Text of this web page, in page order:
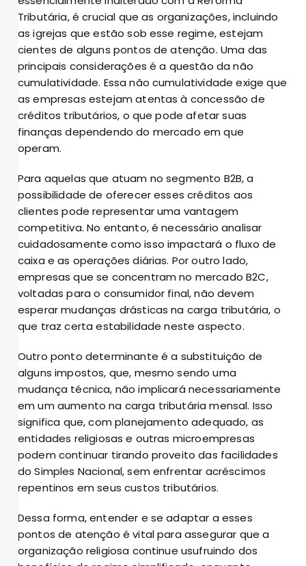
Tributária, é crucial que as organizações, incluindo
as igrejas que estão sob esse regime, estejam
cientes de alguns pontos de atenção. Uma das
principais considerações é a questão da não
cumulatividade. Essa não cumulatividade exige que
as empresas estejam atentas à concessão de
créditos tributários, o que pode afetar suas
finanças dependendo do mercado em que
operam.
Para aquelas que atuam no segmento B2B, a
possibilidade de oferecer esses créditos aos
clientes pode representar uma vantagem
competitiva. No entanto, é necessário analisar
cuidadosamente como isso impactará o fluxo de
caixa e as operações diárias. Por outro lado,
empresas que se concentram no mercado B2C,
voltadas para o consumidor final, não devem
esperar mudanças drásticas na carga tributária, o
que traz certa estabilidade neste aspecto.
Outro ponto determinante é a substituição de
alguns impostos, que, mesmo sendo uma
mudança técnica, não implicará necessariamente
em um aumento na carga tributária mensal. Isso
significa que, com planejamento adequado, as
entidades religiosas e outras microempresas
podem continuar tirando proveito das facilidades
do Simples Nacional, sem enfrentar acréscimos
repentinos em seus custos tributários.
Dessa forma, entender e se adaptar a esses
pontos de atenção é vital para assegurar que a
organização religiosa continue usufruindo dos